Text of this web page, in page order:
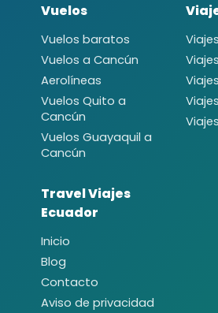
Vuelos
Vuelos baratos
Vuelos a Cancún
Aerolíneas
Vuelos Quito a
Cancún
Vuelos Guayaquil a
Cancún
Travel Viajes
Ecuador
Inicio
Blog
Contacto
Aviso de privacidad